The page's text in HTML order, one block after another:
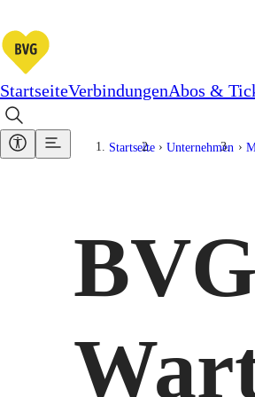
StartseiteVerbindungenAbos &
Startseite Unternehmen